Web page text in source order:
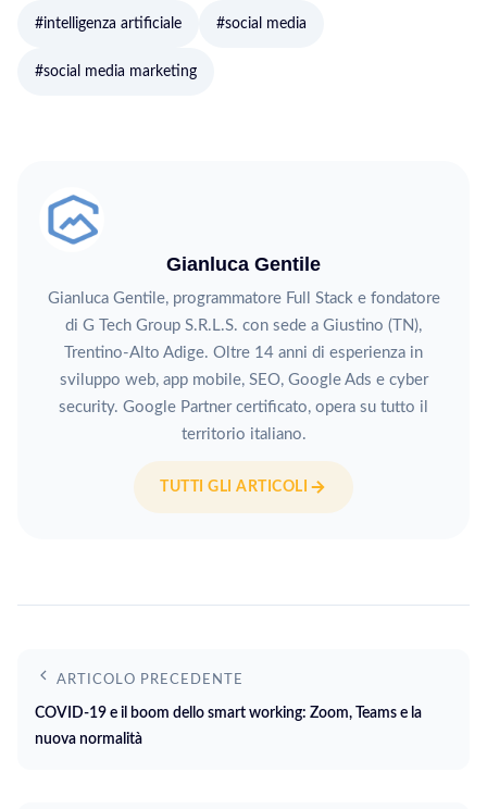
#intelligenza artificiale #social media
#social media marketing
Gianluca Gentile
Gianluca Gentile, programmatore Full Stack e fondatore
di G Tech Group S.R.L.S. con sede a Giustino (TN),
Trentino-Alto Adige. Oltre 14 anni di esperienza in
sviluppo web, app mobile, SEO, Google Ads e cyber
security. Google Partner certificato, opera su tutto il
territorio italiano.
TUTTI GLI ARTICOLI
ARTICOLO PRECEDENTE
COVID-19 e il boom dello smart working: Zoom, Teams e la
nuova normalità